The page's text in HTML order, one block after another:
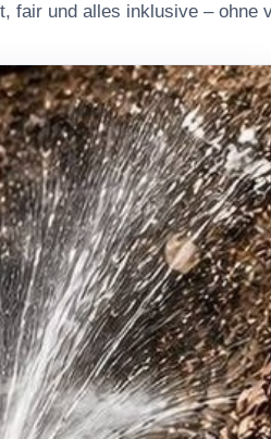
fair und alles inklusive – ohne